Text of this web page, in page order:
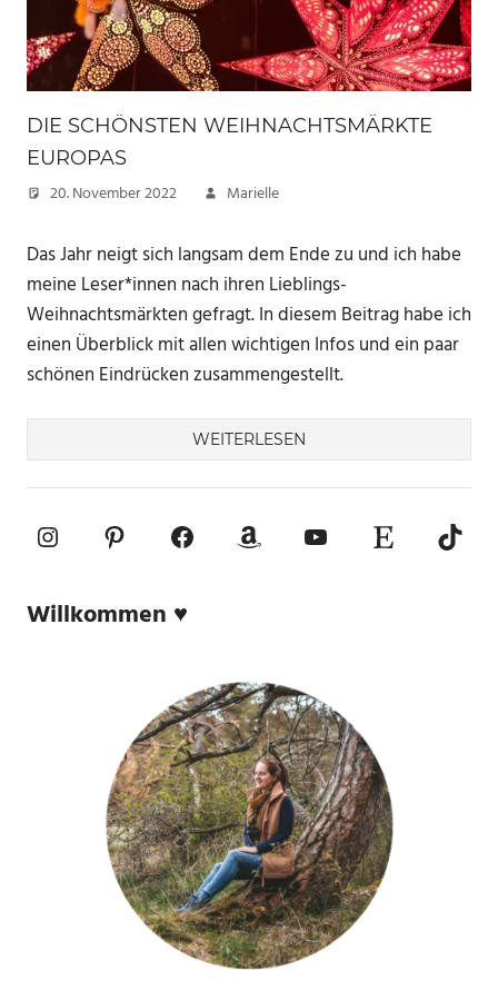
DIE SCHÖNSTEN WEIHNACHTSMÄRKTE
EUROPAS
20. November 2022 Marielle
Das Jahr neigt sich langsam dem Ende zu und ich habe
meine Leser*innen nach ihren Lieblings-
Weihnachtsmärkten gefragt. In diesem Beitrag habe ich
einen Überblick mit allen wichtigen Infos und ein paar
schönen Eindrücken zusammengestellt.
WEITERLESEN
InstagramPinterestFacebookAmazonYouTube
Etsy-Shop
Willkommen ♥